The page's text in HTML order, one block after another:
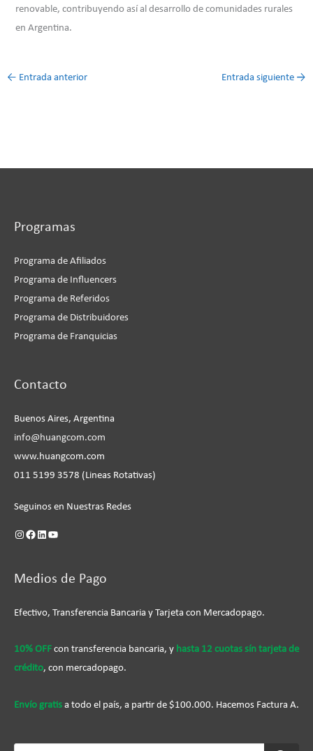
renovable, contribuyendo así al desarrollo de comunidades rurales
en Argentina.
← Entrada anterior Entrada siguiente →
Programas
Programa de Afiliados
Programa de Influencers
Programa de Referidos
Programa de Distribuidores
Programa de Franquicias
Contacto
Buenos Aires, Argentina
info@huangcom.com
www.huangcom.com
011 5199 3578 (Lineas Rotativas)
Seguinos en Nuestras Redes
Medios de Pago
Efectivo, Transferencia Bancaria y Tarjeta con Mercadopago.
10% OFF con transferencia bancaria, y hasta 12 cuotas sín tarjeta de
crédito, con mercadopago.
Envío gratis a todo el país, a partir de $100.000. Hacemos Factura A.
Búsqueda